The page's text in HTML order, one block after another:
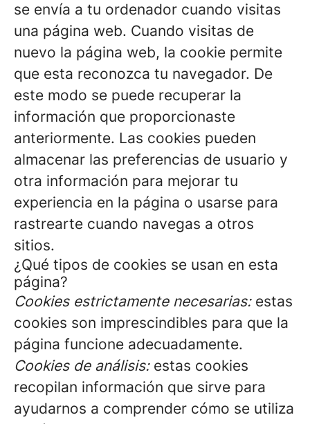
se envía a tu ordenador cuando visitas
una página web. Cuando visitas de
nuevo la página web, la cookie permite
que esta reconozca tu navegador. De
este modo se puede recuperar la
información que proporcionaste
anteriormente. Las cookies pueden
almacenar las preferencias de usuario y
otra información para mejorar tu
experiencia en la página o usarse para
rastrearte cuando navegas a otros
sitios.
¿Qué tipos de cookies se usan en esta
página?
Cookies estrictamente necesarias:estas
cookies son imprescindibles para que la
página funcione adecuadamente.
Cookies de análisis:estas cookies
recopilan información que sirve para
ayudarnos a comprender cómo se utiliza